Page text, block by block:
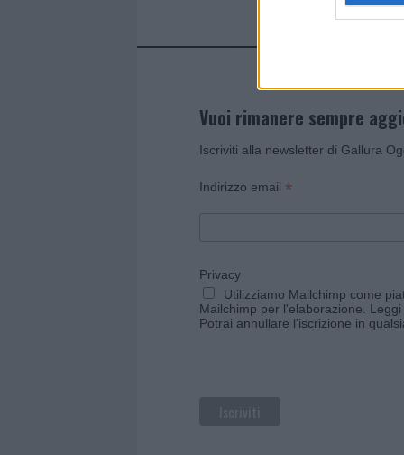
Vuoi rimanere sempre
Iscriviti alla newsletter di Gallura
Indirizzo email *
Privacy
Utilizziamo Mailchimp come
Mailchimp per l'elaborazione.
Potrai annullare l'iscrizione in